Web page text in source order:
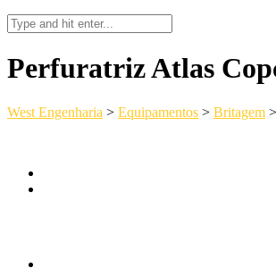
Perfuratriz Atlas
West Engenharia > Equipamentos > Britagem >